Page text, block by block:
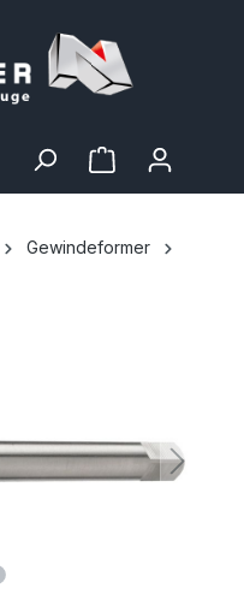
Gewindeformer